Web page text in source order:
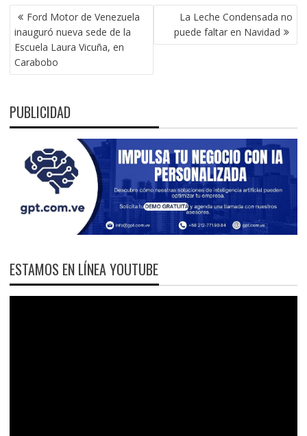
NAVEGACIÓN
DE
ENTRADAS
Ford Motor de Venezuela
inauguró nueva sede de la
Escuela Laura Vicuña, en
Carabobo
La Leche Condensada no
puede faltar en Navidad
PUBLICIDAD
ESTAMOS EN LÍNEA YOUTUBE